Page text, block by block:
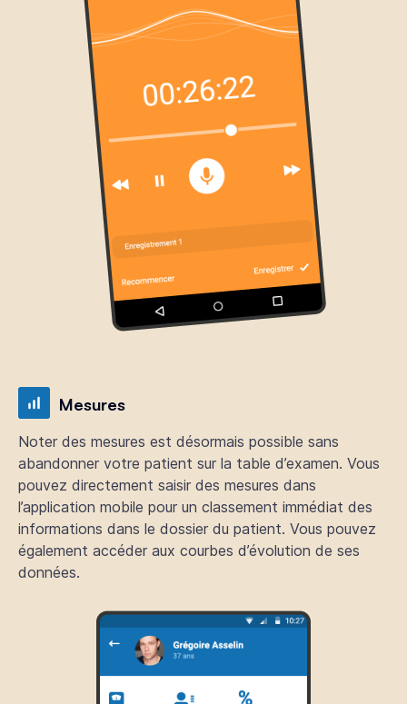
Mesures
Noter des mesures est désormais possible sans
abandonner votre patient sur la table d’examen. Vous
pouvez directement saisir des mesures dans
l’application mobile pour un classement immédiat des
informations dans le dossier du patient. Vous pouvez
également accéder aux courbes d’évolution de ses
données.